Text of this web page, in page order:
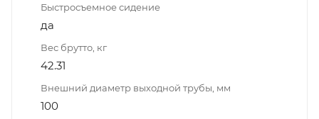
Быстросъемное сидение
да
Вес брутто, кг
42.31
Внешний диаметр выходной трубы, мм
100